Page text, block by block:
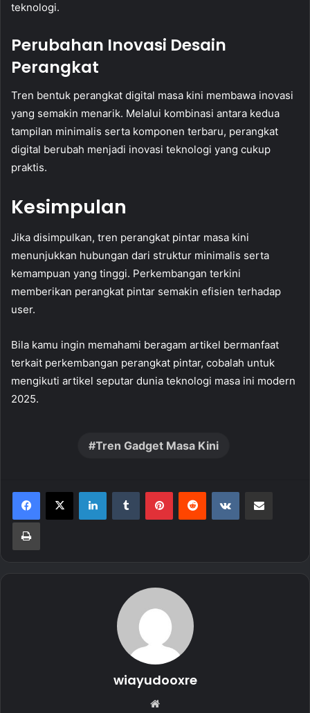
teknologi.
Perubahan Inovasi Desain
Perangkat
Tren bentuk perangkat digital masa kini membawa inovasi
yang semakin menarik. Melalui kombinasi antara kedua
tampilan minimalis serta komponen terbaru, perangkat
digital berubah menjadi inovasi teknologi yang cukup
praktis.
Kesimpulan
Jika disimpulkan, tren perangkat pintar masa kini
menunjukkan hubungan dari struktur minimalis serta
kemampuan yang tinggi. Perkembangan terkini
memberikan perangkat pintar semakin efisien terhadap
user.
Bila kamu ingin memahami beragam artikel bermanfaat
terkait perkembangan perangkat pintar, cobalah untuk
mengikuti artikel seputar dunia teknologi masa ini modern
2025.
Tren Gadget Masa Kini
LinkedInTumblr PinterestReddit VKontakte
Print
wiayudooxre